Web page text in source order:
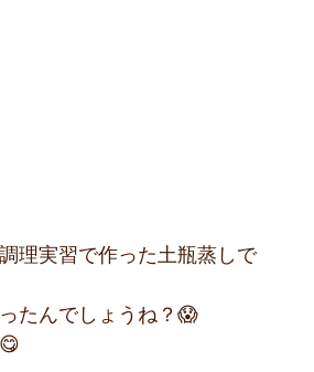
理実習で作った土瓶蒸しで
たんでしょうね？😱